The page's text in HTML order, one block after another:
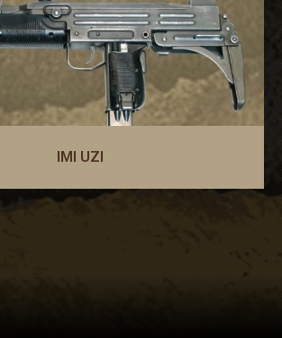
IMI UZI